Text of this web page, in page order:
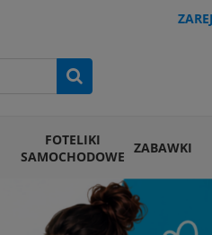
FOTELIKI
SAMOCHODOWE ZABAWKI